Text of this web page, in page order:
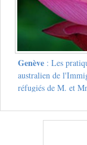
Genève: Les
australien de
réfugiés de M. et